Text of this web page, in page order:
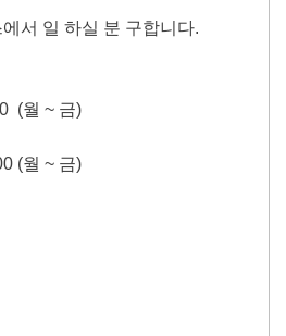
서 일 하실 분 구합니다.
(월 ~ 금)
(월 ~ 금)